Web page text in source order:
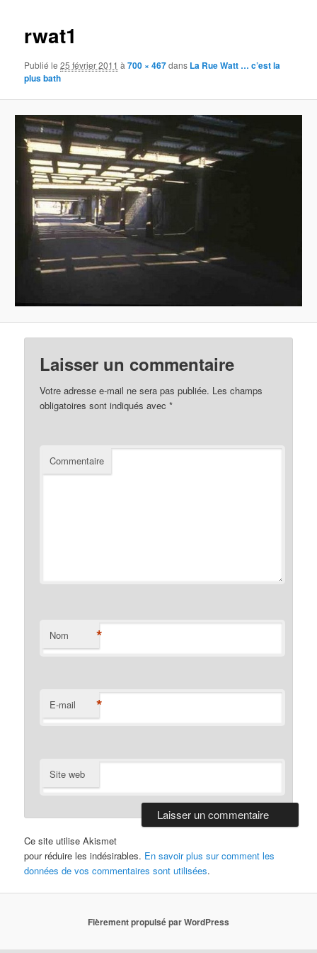
rwat1
Publié le25 février 2011 à700 × 467dans La Rue Watt … c’est la
plus bath
Laisser un commentaire
Votre adresse e-mail ne sera pas publiée. Les champs
obligatoires sont indiqués avec*
Commentaire
Nom *
E-mail *
Site web
Ce site utilise Akismet
pour réduire les indésirables. En savoir plus sur comment les
données de vos commentaires sont utilisées.
Fièrement propulsé par WordPress